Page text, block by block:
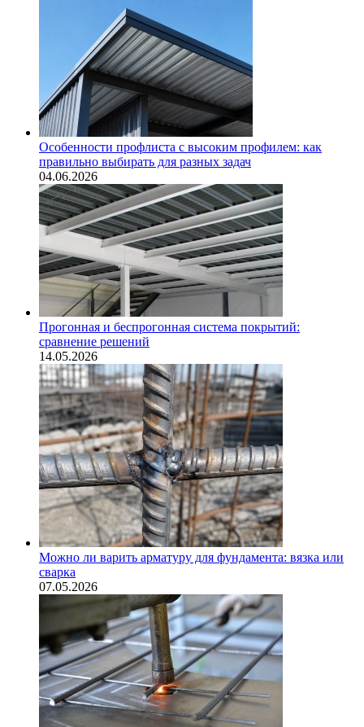
Особенности профлиста с высоким профилем: как
правильно выбирать для разных задач
04.06.2026
Прогонная и беспрогонная система покрытий:
сравнение решений
14.05.2026
Можно ли варить арматуру для фундамента: вязка или
сварка
07.05.2026